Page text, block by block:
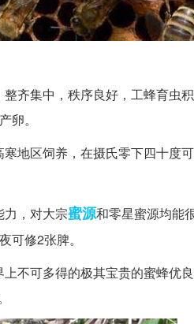
齐集中，秩序良好，工蜂育虫
卵。
地区饲养，在摄氏零下四十度
，对大宗蜜源和零星蜜源均能
可修2张脾。
不可多得的极其宝贵的蜜蜂优